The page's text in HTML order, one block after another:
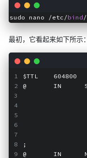
sudo nano /etc/bind
最初，它看起来如下所示：
$TTL    604800
@       IN
;
@       IN